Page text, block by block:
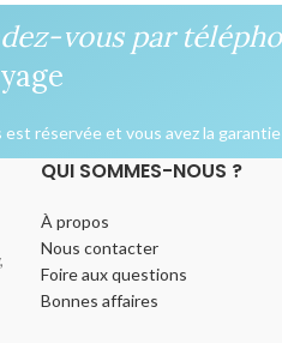
vous par
réservée et vous avez la
QUI SOMMES-NOUS ?
À propos
Nous contacter
Foire aux questions
Bonnes affaires